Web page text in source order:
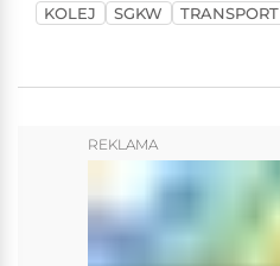
KOLEJ SGKW TRANSPORT
REKLAMA